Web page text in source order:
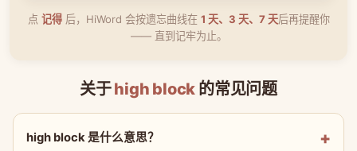
点 记得后，HiWord 会按遗忘曲线在 1 天、3 天、7 天后再提醒你
—— 直到记牢为止。
关于high block 的常见问题
high block 是什么意思？